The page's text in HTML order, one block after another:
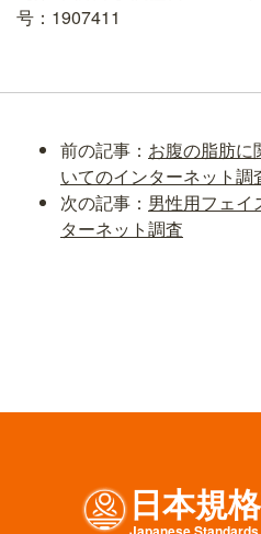
号：1907411
前の記事： お腹の脂肪に
いてのインターネット調
次の記事： 男性用フェイ
ターネット調査
日本規